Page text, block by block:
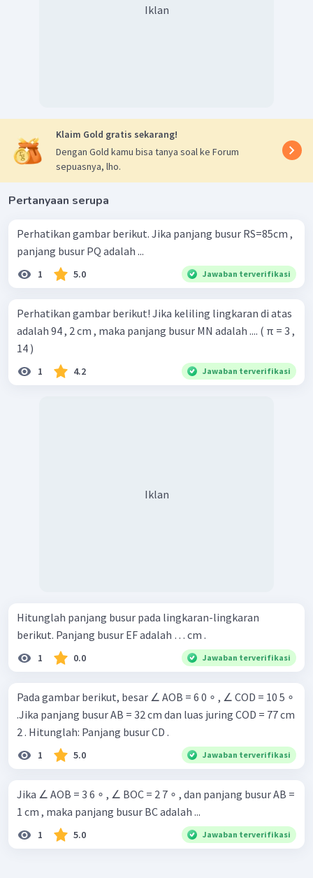
Iklan
Klaim Gold gratis sekarang!
Dengan Gold kamu bisa tanya soal ke Forum
sepuasnya, lho.
Pertanyaan serupa
Perhatikan gambar berikut. Jika panjang busur RS=85cm ,
panjang busur PQ adalah ...
1 5.0 Jawaban terverifikasi
Perhatikan gambar berikut! Jika keliling lingkaran di atas
adalah 94 , 2 cm , maka panjang busur MN adalah .... ( π = 3 ,
14 )
1 4.2 Jawaban terverifikasi
Iklan
Hitunglah panjang busur pada lingkaran-lingkaran
berikut. Panjang busur EF adalah … cm .
1 0.0 Jawaban terverifikasi
Pada gambar berikut, besar ∠ AOB = 6 0 ∘ , ∠ COD = 10 5 ∘
.Jika panjang busur AB = 32 cm dan luas juring COD = 77 cm
2 . Hitunglah: Panjang busur CD .
1 5.0 Jawaban terverifikasi
Jika ∠ AOB = 3 6 ∘ , ∠ BOC = 2 7 ∘ , dan panjang busur AB =
1 cm , maka panjang busur BC adalah ...
1 5.0 Jawaban terverifikasi